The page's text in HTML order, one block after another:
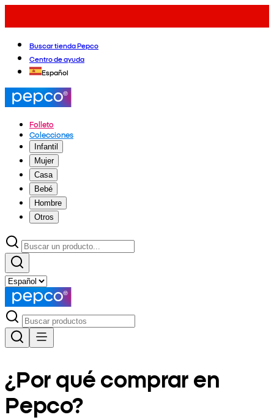
Buscar tienda Pepco
Centro de ayuda
Español
Folleto
Colecciones
Infantil
Mujer
Casa
Bebé
Hombre
Otros
¿Por qué comprar en
Pepco?